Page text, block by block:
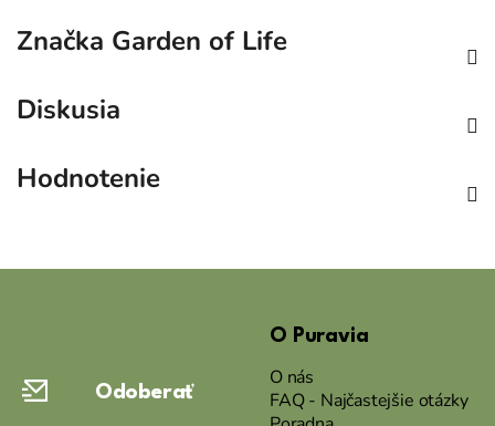
Značka Garden of Life
Diskusia
Hodnotenie
Odoberať
O Puravia
O nás
FAQ - Najčastejšie otázky